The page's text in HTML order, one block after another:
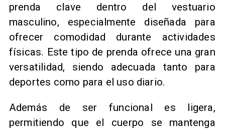
prenda clave dentro del vestuario
masculino, especialmente diseñada para
ofrecer comodidad durante actividades
físicas. Este tipo de prenda ofrece una gran
versatilidad, siendo adecuada tanto para
deportes como para el uso diario.
Además de ser funcional es ligera,
permitiendo que el cuerpo se mantenga